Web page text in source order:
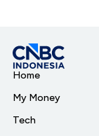
Home
My Money
Tech